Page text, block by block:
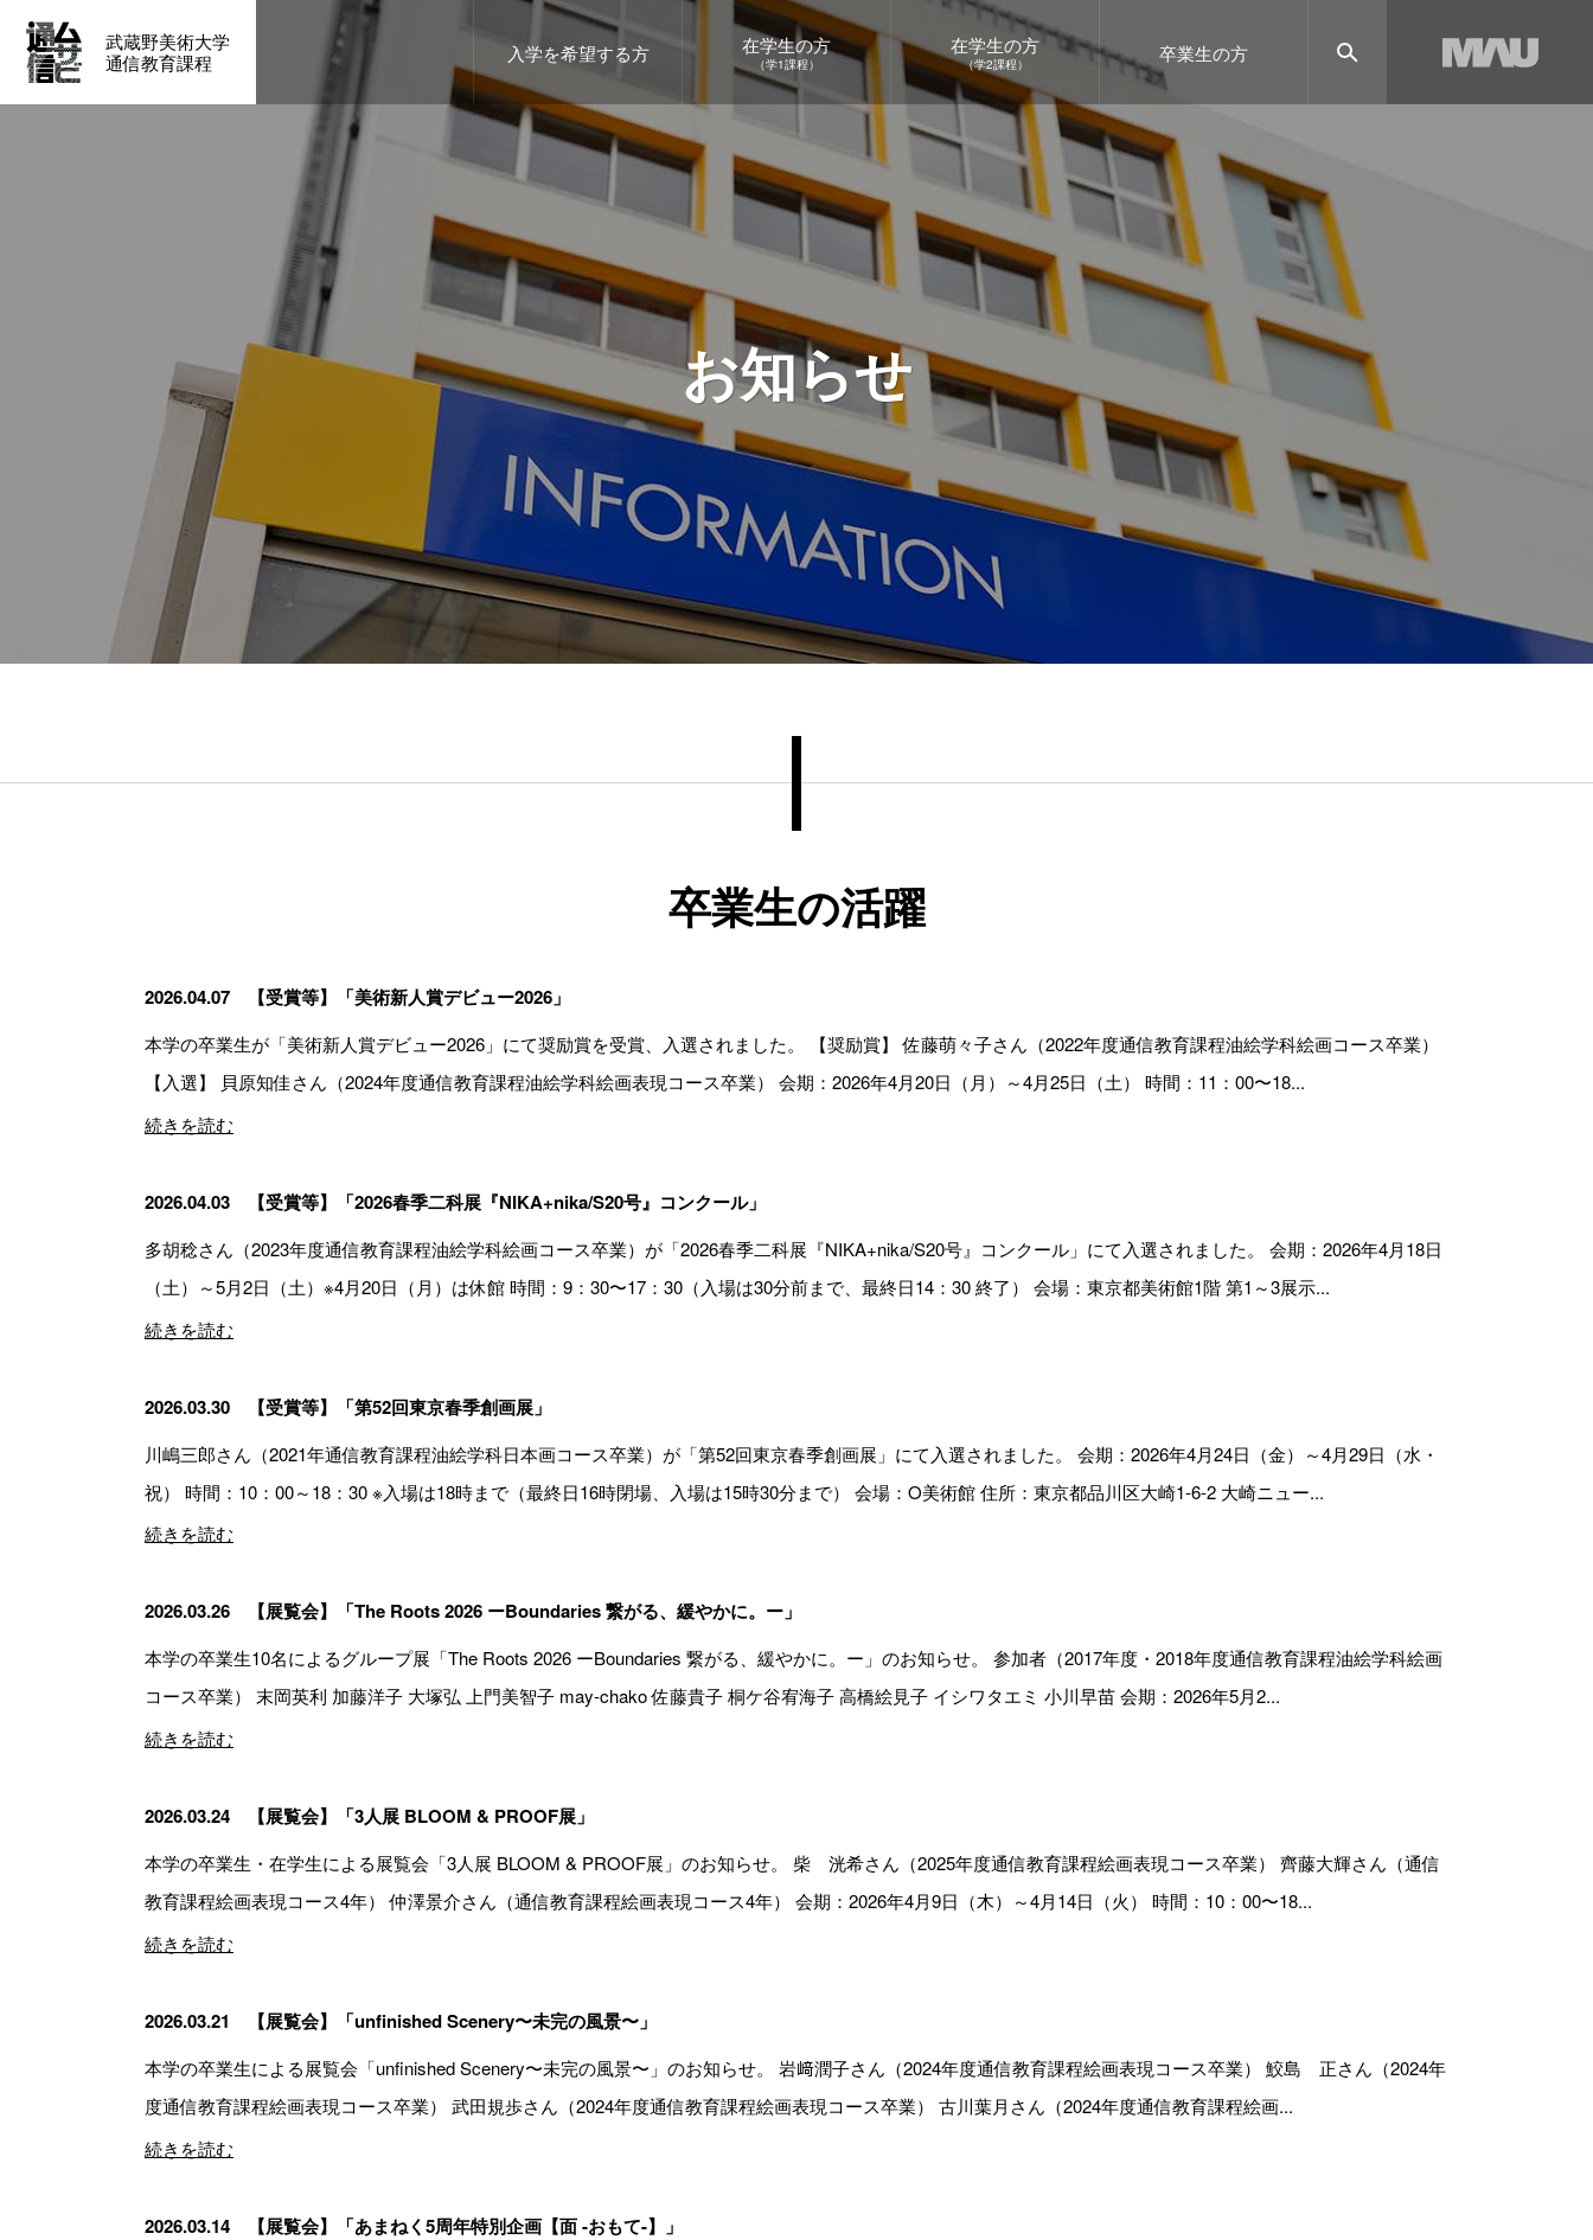
武蔵野美術大学
通信教育課程
入学を希望する方 在学生の方
（学1課程）
在学生の方
（学2課程） 卒業生の方
お知らせ
卒業生の活躍
2026.04.07 【受賞等】「美術新人賞デビュー2026」
本学の卒業生が「美術新人賞デビュー2026」にて奨励賞を受賞、入選されました。 【奨励賞】 佐藤萌々子さん（2022年度通信教育課程油絵学科絵画コース卒業）
【入選】 貝原知佳さん（2024年度通信教育課程油絵学科絵画表現コース卒業） 会期：2026年4月20日（月）～4月25日（土） 時間：11：00〜18...
続きを読む
2026.04.03 【受賞等】「2026春季二科展『NIKA+nika/S20号』コンクール」
多胡稔さん（2023年度通信教育課程油絵学科絵画コース卒業）が「2026春季二科展『NIKA+nika/S20号』コンクール」にて入選されました。 会期：2026年4月18日
（土）～5月2日（土）※4月20日（月）は休館 時間：9：30〜17：30（入場は30分前まで、最終日14：30 終了） 会場：東京都美術館1階 第1～3展示...
続きを読む
2026.03.30 【受賞等】「第52回東京春季創画展」
川嶋三郎さん（2021年通信教育課程油絵学科日本画コース卒業）が「第52回東京春季創画展」にて入選されました。 会期：2026年4月24日（金）～4月29日（水・
祝） 時間：10：00～18：30 ※入場は18時まで（最終日16時閉場、入場は15時30分まで） 会場：O美術館 住所：東京都品川区大崎1-6-2 大崎ニュー...
続きを読む
2026.03.26 【展覧会】「The Roots 2026 ーBoundaries 繋がる、緩やかに。ー」
本学の卒業生10名によるグループ展「The Roots 2026 ーBoundaries 繋がる、緩やかに。ー」のお知らせ。 参加者（2017年度・2018年度通信教育課程油絵学科絵画
コース卒業） 末岡英利 加藤洋子 大塚弘 上門美智子 may-chako 佐藤貴子 桐ケ谷宥海子 高橋絵見子 イシワタエミ 小川早苗 会期：2026年5月2...
続きを読む
2026.03.24 【展覧会】「3人展 BLOOM & PROOF展」
本学の卒業生・在学生による展覧会「3人展 BLOOM & PROOF展」のお知らせ。 柴 洸希さん（2025年度通信教育課程絵画表現コース卒業） 齊藤大輝さん（通信
教育課程絵画表現コース4年） 仲澤景介さん（通信教育課程絵画表現コース4年） 会期：2026年4月9日（木）～4月14日（火） 時間：10：00〜18...
続きを読む
2026.03.21 【展覧会】「unfinished Scenery〜未完の風景〜」
本学の卒業生による展覧会「unfinished Scenery〜未完の風景〜」のお知らせ。 岩﨑潤子さん（2024年度通信教育課程絵画表現コース卒業） 鮫島 正さん（2024年
度通信教育課程絵画表現コース卒業） 武田規歩さん（2024年度通信教育課程絵画表現コース卒業） 古川葉月さん（2024年度通信教育課程絵画...
続きを読む
2026.03.14 【展覧会】「あまねく5周年特別企画【面 -おもて-】」